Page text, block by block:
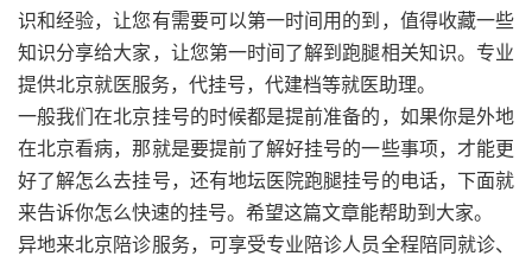
识和经验，让您有需要可以第一时间用的到，值得收藏一些
知识分享给大家，让您第一时间了解到跑腿相关知识。专业
提供北京就医服务，代挂号，代建档等就医助理。
一般我们在北京挂号的时候都是提前准备的，如果你是外地
在北京看病，那就是要提前了解好挂号的一些事项，才能更
好了解怎么去挂号，还有地坛医院跑腿挂号的电话，下面就
来告诉你怎么快速的挂号。希望这篇文章能帮助到大家。
异地来北京陪诊服务，可享受专业陪诊人员全程陪同就诊、